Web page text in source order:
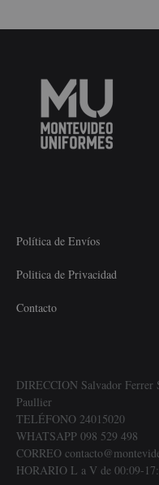
Política de Envíos
Politica de Privacidad
Contacto
DIRECCION Salvador Ferrer
Paullier
TELÉFONO 24015020
WHATSAPP 098 529 498
CORREO
HORARIO L a V de 00:09-